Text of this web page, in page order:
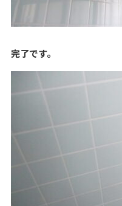
完了です。